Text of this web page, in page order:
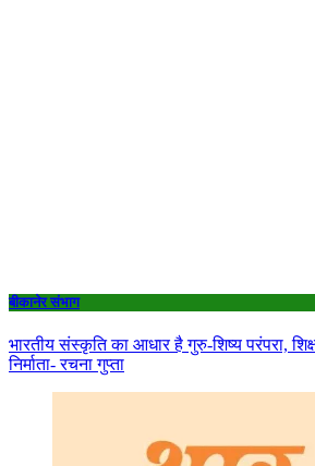
बीकानेर संभाग
भारतीय संस्कृति का आधार है गुरु-शिष्य परंपरा,
निर्माता- रचना गुप्ता